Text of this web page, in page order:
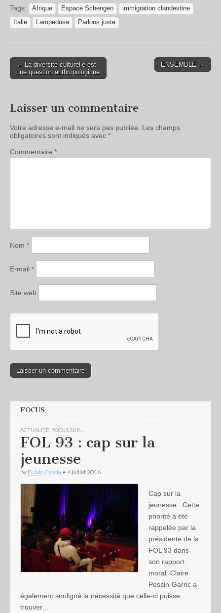
Tags: Afrique Espace Schengen
immigration clandestine
Italie
Lampedusa Parlons juste
← La diversité culturelle est
une question anthropologique
ENSEMBLE →
Laisser un commentaire
Votre adresse e-mail ne sera pas publiée.
Les champs
obligatoires sont indiqués avec *
Commentaire *
Nom *
E-mail *
Site web
FOCUS
ACTUALITÉ FOCUS SUR ...
FOL 93 : cap sur la
jeunesse
by Fulvio Caccia • 4 juillet 2016
Cap sur la
jeunesse. Cette
priorité a été
rappelée par la
présidente de la
FOL 93 dans
son rapport
moral. Claire
Pessin-Garric a
également souligné la nécessité que celle-ci puisse
trouver…